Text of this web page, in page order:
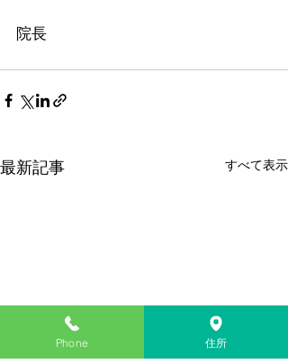
院長
最新記事 すべて表示
Phone 住所